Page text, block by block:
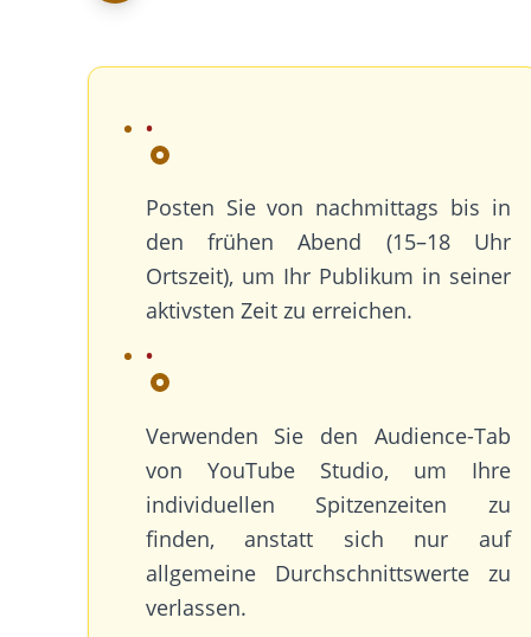
Posten Sie von nachmittags bis in
den frühen Abend (15–18 Uhr
Ortszeit), um Ihr Publikum in seiner
aktivsten Zeit zu erreichen.
Verwenden Sie den Audience-Tab
von YouTube Studio, um Ihre
individuellen Spitzenzeiten zu
finden, anstatt sich nur auf
allgemeine Durchschnittswerte zu
verlassen.